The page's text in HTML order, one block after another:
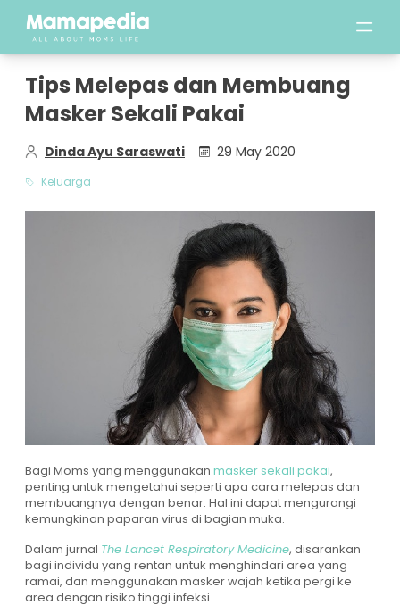
Tips Melepas dan Membuang
Masker Sekali Pakai
Dinda Ayu Saraswati 29 May 2020
Keluarga
Bagi Moms yang menggunakan masker sekali pakai,
penting untuk mengetahui seperti apa cara melepas dan
membuangnya dengan benar. Hal ini dapat mengurangi
kemungkinan paparan virus di bagian muka.
Dalam jurnal The Lancet Respiratory Medicine, disarankan
bagi individu yang rentan untuk menghindari area yang
ramai, dan menggunakan masker wajah ketika pergi ke
area dengan risiko tinggi infeksi.